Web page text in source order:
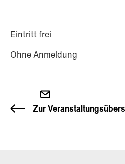
Eintritt frei
Ohne Anmeldung
Zur